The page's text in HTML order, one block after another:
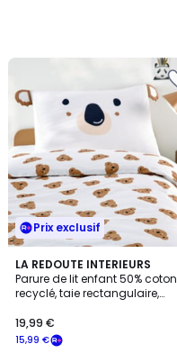
Prix exclusif
LA REDOUTE INTERIEURS
Parure de lit enfant 50% coton
recyclé, taie rectangulaire,
15,99 €
19,99 €
5
/
5